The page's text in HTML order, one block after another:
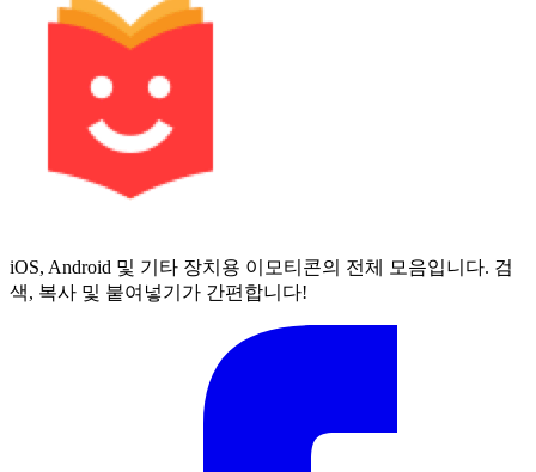
iOS, Android 및 기타 장치용 이모티콘의 전체 모음입니다. 검
색, 복사 및 붙여넣기가 간편합니다!